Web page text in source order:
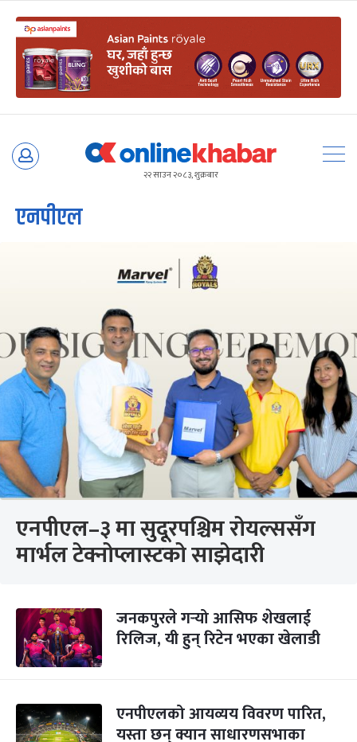
Skip
२२ साउन २०८३, शुक्रबार
एनपीएल
एनपीएल–३ मा सुदूरपश्चिम रोयल्ससँग
मार्भल टेक्नोप्लास्टको साझेदारी
जनकपुरले गर्‍यो आसिफ शेखलाई
रिलिज, यी हुन् रिटेन भएका खेलाडी
एनपीएलको आयव्यय विवरण पारित,
यस्ता छन् क्यान साधारणसभाका